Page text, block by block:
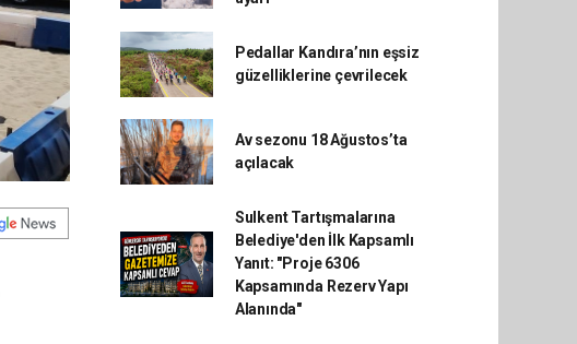
Pedallar Kandıra’nın eşsiz
güzelliklerine çevrilecek
Av sezonu 18 Ağustos’ta
açılacak
Sulkent Tartışmalarına
Belediye'den İlk Kapsamlı
Yanıt: "Proje 6306
Kapsamında Rezerv Yapı
Alanında"